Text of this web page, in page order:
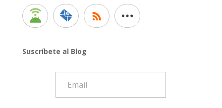
Suscríbete al Blog